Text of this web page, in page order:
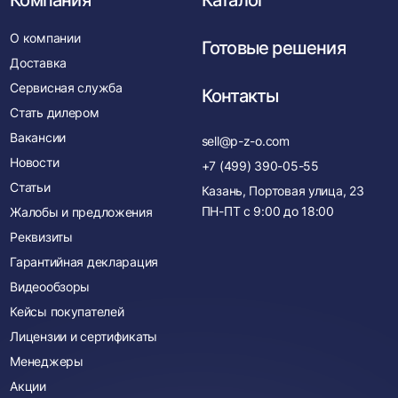
О компании
Доставка
Сервисная служба
Стать дилером
Вакансии
Новости
Статьи
Жалобы и предложения
Реквизиты
Гарантийная декларация
Видеообзоры
Кейсы покупателей
Лицензии и сертификаты
Менеджеры
Акции
Готовые решения
Контакты
sell@p-z-o.com
+7 (499) 390-05-55
Казань, Портовая улица, 23
ПН-ПТ с 9:00 до 18:00